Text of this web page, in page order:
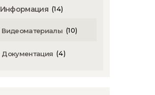
Информация (14)
Видеоматериалы (10)
Документация (4)